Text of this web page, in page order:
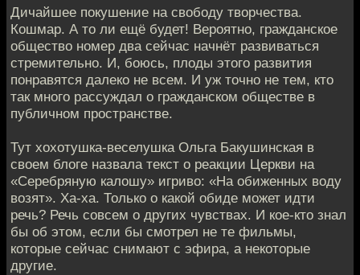
Дичайшее покушение на свободу творчества.
Кошмар. А то ли ещё будет! Вероятно, гражданское
общество номер два сейчас начнёт развиваться
стремительно. И, боюсь, плоды этого развития
понравятся далеко не всем. И уж точно не тем, кто
так много рассуждал о гражданском обществе в
публичном пространстве.
Тут хохотушка-веселушка Ольга Бакушинская в
своем блоге назвала текст о реакции Церкви на
«Серебряную калошу» игриво: «На обиженных воду
возят». Ха-ха. Только о какой обиде может идти
речь? Речь совсем о других чувствах. И кое-кто знал
бы об этом, если бы смотрел не те фильмы,
которые сейчас снимают с эфира, а некоторые
другие.